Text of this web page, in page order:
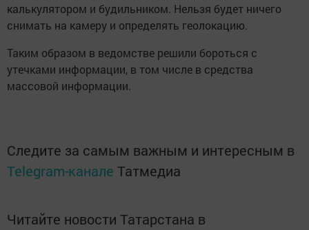
калькулятором и будильником. Нельзя будет ничего
снимать на камеру и определять геолокацию.
Таким образом в ведомстве решили бороться с
утечками информации, в том числе в средства
массовой информации.
Следите за самым важным и интересным в
Telegram-канале Татмедиа
Читайте новости Татарстана в